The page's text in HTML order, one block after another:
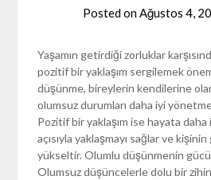
Posted onAğustos 4,
Yaşamın getirdiği zorluklar
pozitif bir yaklaşım sergilemek
düşünme, bireylerin kendilerine
olumsuz durumları daha iyi
Pozitif bir yaklaşım ise hayata daha
açısıyla yaklaşmayı sağlar ve
yükseltir. Olumlu düşünmenin gücü
Olumsuz düşüncelerle dolu bir